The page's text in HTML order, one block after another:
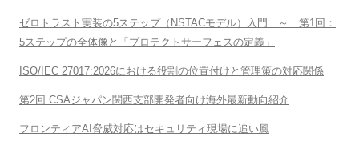
ゼロトラスト実装の5ステップ（NSTACモデル）入門 ～ 第1回：
5ステップの全体像と「プロテクトサーフェスの定義」
ISO/IEC 27017:2026における役割の位置付けと管理策の対応関係
第2回 CSAジャパン関西支部開発者向け海外最新動向紹介
フロンティアAI脅威対応はセキュリティ現場に追い風